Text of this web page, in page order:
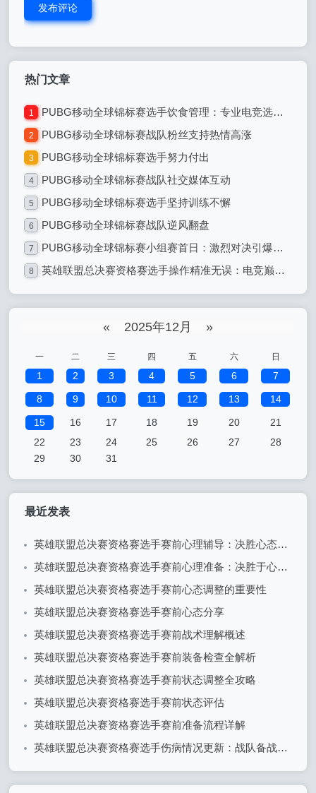
发布评论
热门文章
1 PUBG移动全球锦标赛选手饮食管理：专业电竞选手的饮食之道
2 PUBG移动全球锦标赛战队粉丝支持热情高涨
3 PUBG移动全球锦标赛选手努力付出
4 PUBG移动全球锦标赛战队社交媒体互动
5 PUBG移动全球锦标赛选手坚持训练不懈
6 PUBG移动全球锦标赛战队逆风翻盘
7 PUBG移动全球锦标赛小组赛首日：激烈对决引爆全球电竞热潮
8 英雄联盟总决赛资格赛选手操作精准无误：电竞巅峰的精准艺术
« 2025年12月 »
一 二 三 四 五 六 日
1 2 3 4 5 6 7
8 9 10 11 12 13 14
15 16 17 18 19 20
21
22
23 24 25 26 27
28
29
30 31
最近发表
英雄联盟总决赛资格赛选手赛前心理辅导：决胜心态的关键
英雄联盟总决赛资格赛选手赛前心理准备：决胜于心态之间
英雄联盟总决赛资格赛选手赛前心态调整的重要性
英雄联盟总决赛资格赛选手赛前心态分享
英雄联盟总决赛资格赛选手赛前战术理解概述
英雄联盟总决赛资格赛选手赛前装备检查全解析
英雄联盟总决赛资格赛选手赛前状态调整全攻略
英雄联盟总决赛资格赛选手赛前状态评估
英雄联盟总决赛资格赛选手赛前准备流程详解
英雄联盟总决赛资格赛选手伤病情况更新：战队备战面临挑战